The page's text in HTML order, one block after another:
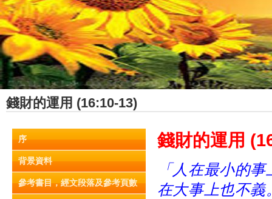
錢財的運用 (16:10-13)
序
背景資料
參考書目，經文段落及參考頁數
錢財的運用
「人在最小的
在大事上也不義